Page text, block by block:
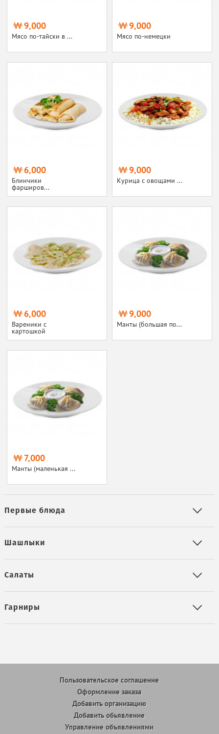
9,000
Мясо по-тайски в ...
9,000
Мясо по-немецки
6,000
Блинчики
фарширов...
9,000
Курица с овощами ...
6,000
Вареники с
картошкой
9,000
Манты (большая по...
7,000
Манты (маленькая ...
Первые блюда
Шашлыки
Салаты
Гарниры
Пользовательское соглашение
Оформление заказа
Добавить организацию
Добавить обьявление
Управление объявлениями